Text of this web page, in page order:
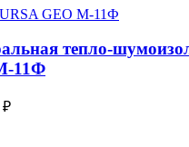
тепло-
11Ф
₽